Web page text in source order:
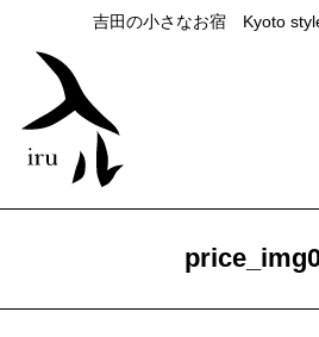
吉田の小さなお宿 Kyoto